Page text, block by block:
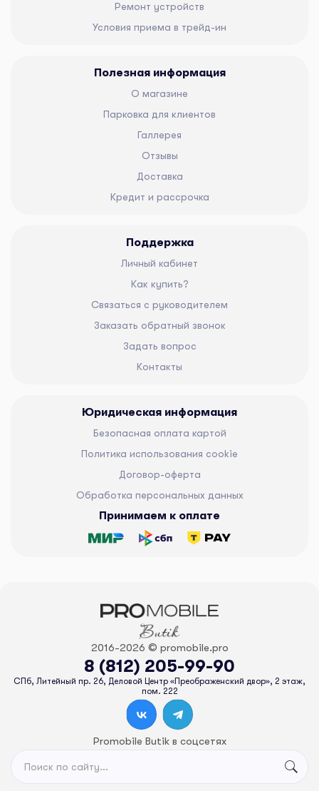
Ремонт устройств
Условия приема в трейд-ин
Полезная информация
О магазине
Парковка для клиентов
Галлерея
Отзывы
Доставка
Кредит и рассрочка
Поддержка
Личный кабинет
Как купить?
Связаться с руководителем
Заказать обратный звонок
Задать вопрос
Контакты
Юридическая информация
Безопасная оплата картой
Политика использования cookie
Договор-оферта
Обработка персональных данных
Принимаем к оплате
2016-2026 © promobile.pro
8 (812) 205-99-90
СПб, Литейный пр. 26, Деловой Центр «Преображенский двор», 2 этаж,
пом. 222
Promobile Butik в соцсетях